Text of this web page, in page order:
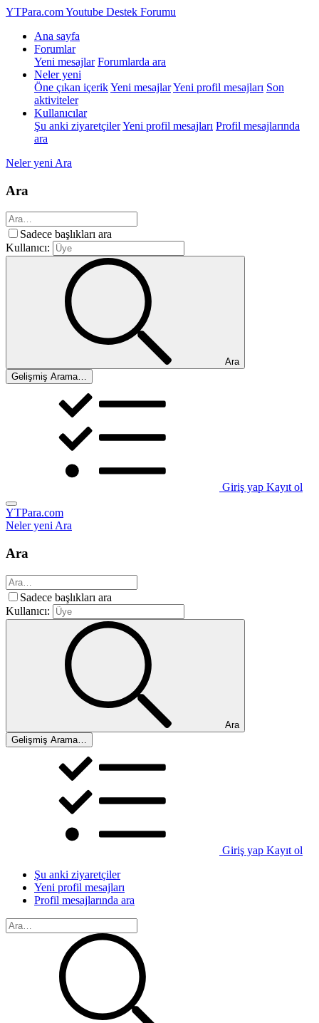
YTPara.comYoutube Destek Forumu
Ana sayfa
Forumlar
Yeni mesajlar Forumlarda ara
Neler yeni
Öne çıkan içerikYeni mesajlarYeni profil mesajları Son
aktiviteler
Kullanıcılar
Şu anki ziyaretçilerYeni profil mesajları Profil mesajlarında
ara
Neler yeni Ara
Ara
Sadece başlıkları ara
Kullanıcı:
Ara
Gelişmiş Arama…
Giriş yap Kayıt ol
YTPara.com
Neler yeniAra
Ara
Sadece başlıkları ara
Kullanıcı:
Ara
Gelişmiş Arama…
Giriş yap Kayıt ol
Şu anki ziyaretçiler
Yeni profil mesajları
Profil mesajlarında ara